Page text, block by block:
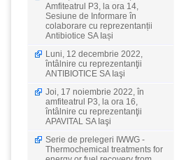
Amfiteatrul P3, la ora 14,
Sesiune de Informare în
colaborare cu reprezentanții
Antibiotice SA Iași
Luni, 12 decembrie 2022,
întâlnire cu reprezentanţii
ANTIBIOTICE SA Iaşi
Joi, 17 noiembrie 2022, în
amfiteatrul P3, la ora 16,
întâlnire cu reprezentanţii
APAVITAL SA Iaşi
Serie de prelegeri IWWG -
Thermochemical treatments for